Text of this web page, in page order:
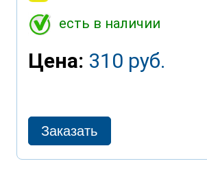
есть в наличии
Цена: 310 руб.